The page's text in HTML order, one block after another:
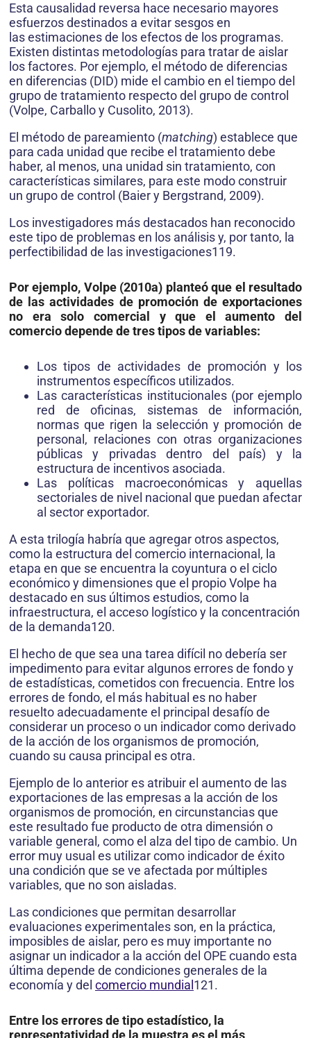
Esta causalidad reversa hace necesario mayores
esfuerzos destinados a evitar sesgos en
las estimaciones de los efectos de los programas.
Existen distintas metodologías para tratar de aislar
los factores. Por ejemplo, el método de diferencias
en diferencias (DID) mide el cambio en el tiempo del
grupo de tratamiento respecto del grupo de control
(Volpe, Carballo y Cusolito, 2013).
El método de pareamiento (matching) establece que
para cada unidad que recibe el tratamiento debe
haber, al menos, una unidad sin tratamiento, con
características similares, para este modo construir
un grupo de control (Baier y Bergstrand, 2009).
Los investigadores más destacados han reconocido
este tipo de problemas en los análisis y, por tanto, la
perfectibilidad de las investigaciones119.
Por ejemplo, Volpe (2010a) planteó que el resultado
de las actividades de promoción de exportaciones
no era solo comercial y que el aumento del
comercio depende de tres tipos de variables:
Los tipos de actividades de promoción y los
instrumentos específicos utilizados.
Las características institucionales (por ejemplo
red de oficinas, sistemas de información,
normas que rigen la selección y promoción de
personal, relaciones con otras organizaciones
públicas y privadas dentro del país) y la
estructura de incentivos asociada.
Las políticas macroeconómicas y aquellas
sectoriales de nivel nacional que puedan afectar
al sector exportador.
A esta trilogía habría que agregar otros aspectos,
como la estructura del comercio internacional, la
etapa en que se encuentra la coyuntura o el ciclo
económico y dimensiones que el propio Volpe ha
destacado en sus últimos estudios, como la
infraestructura, el acceso logístico y la concentración
de la demanda120.
El hecho de que sea una tarea difícil no debería ser
impedimento para evitar algunos errores de fondo y
de estadísticas, cometidos con frecuencia. Entre los
errores de fondo, el más habitual es no haber
resuelto adecuadamente el principal desafío de
considerar un proceso o un indicador como derivado
de la acción de los organismos de promoción,
cuando su causa principal es otra.
Ejemplo de lo anterior es atribuir el aumento de las
exportaciones de las empresas a la acción de los
organismos de promoción, en circunstancias que
este resultado fue producto de otra dimensión o
variable general, como el alza del tipo de cambio. Un
error muy usual es utilizar como indicador de éxito
una condición que se ve afectada por múltiples
variables, que no son aisladas.
Las condiciones que permitan desarrollar
evaluaciones experimentales son, en la práctica,
imposibles de aislar, pero es muy importante no
asignar un indicador a la acción del OPE cuando esta
última depende de condiciones generales de la
economía y del comercio mundial 121.
Entre los errores de tipo estadístico, la
representatividad de la muestra es el más